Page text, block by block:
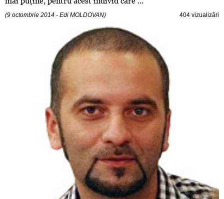
(9 octombrie 2014 - Edi MOLDOVAN) 404 vizualizări